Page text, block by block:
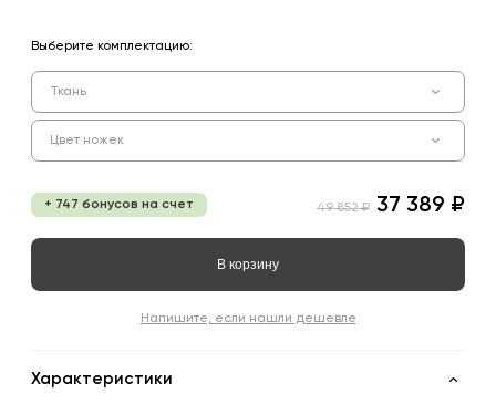
Выберите комплектацию:
Ткань
Цвет ножек
+ 747 бонусов на счет 49 852 ₽ 37 389 ₽
В корзину
Напишите, если нашли дешевле
Характеристики